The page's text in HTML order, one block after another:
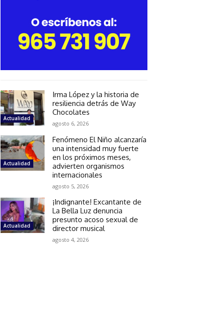
Actualidad
Irma López y la historia de
resiliencia detrás de Way
Chocolates
agosto 6, 2026
Actualidad
Fenómeno El Niño alcanzaría
una intensidad muy fuerte
en los próximos meses,
advierten organismos
internacionales
agosto 5, 2026
Actualidad
¡Indignante! Excantante de
La Bella Luz denuncia
presunto acoso sexual de
director musical
agosto 4, 2026